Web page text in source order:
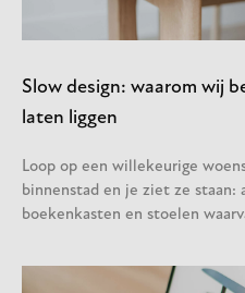
Slow design: waarom wij
laten liggen
Loop op een willekeurige
binnenstad en je ziet ze staan:
boekenkasten en stoelen